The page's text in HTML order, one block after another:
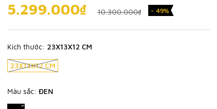
5.299.000₫ 10.300.000₫ - 49%
Kích thước: 23X13X12 CM
23X13X12 CM
Màu sắc: ĐEN